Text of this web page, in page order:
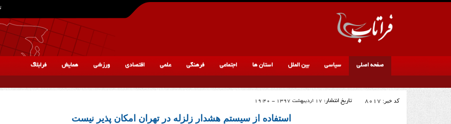
صفحه اصلی سیاسی بین الملل استان ها اجتماعی فرهنگی علمی اقتصادی ورزشی همایش فرابلاگ
کد خبر: 8017 تاریخ انتشار: 17 اردیبهشت 1397 - 19:40
استفاده از سیستم هشدار زلزله در تهران امکان پذیر نیست